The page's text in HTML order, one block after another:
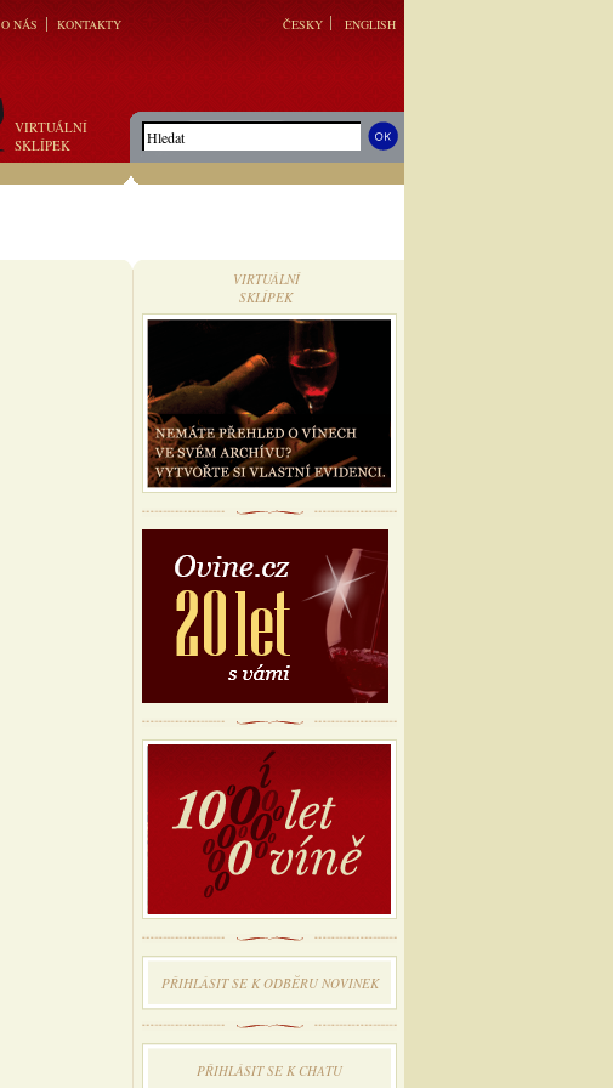
O NÁS KONTAKTY ČESKY ENGLISH
VIRTUÁLNÍ
SKLÍPEK
VIRTUÁLNÍ
SKLÍPEK
PŘIHLÁSIT SE K ODBĔRU NOVINEK
PŘIHLÁSIT SE K CHATU